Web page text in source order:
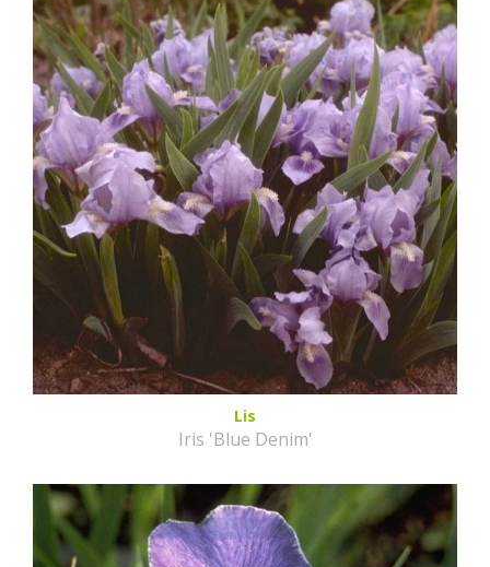
Lis
Iris 'Blue Denim'